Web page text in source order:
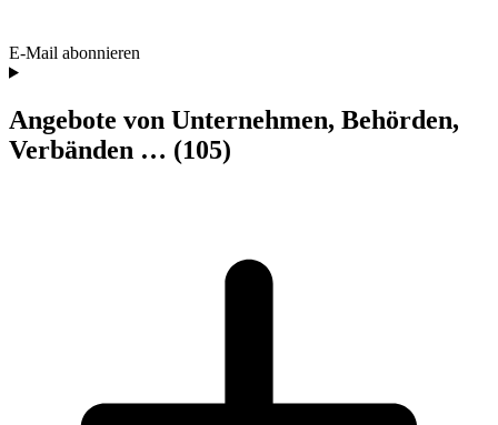
E-Mail abonnieren
Angebote von Unternehmen, Behörden,
Verbänden … (105)